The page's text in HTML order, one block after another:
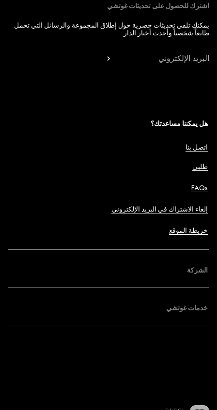
اشترك للحصول على تحديثات غوتشي
يمكنك تلقي تحديثات حصرية حول إطلاق المجموعة والرسائل التي تحمل
طابعاً شخصياً وأحدث أخبار الدار.
البريد الإلكتروني
هل يمكننا مساعدتك؟
اتصل بنا
طلبي
FAQs
إلغاء الاشتراك في البريد الإلكتروني
خريطة الموقع
الشركة
خدمات غوتشي